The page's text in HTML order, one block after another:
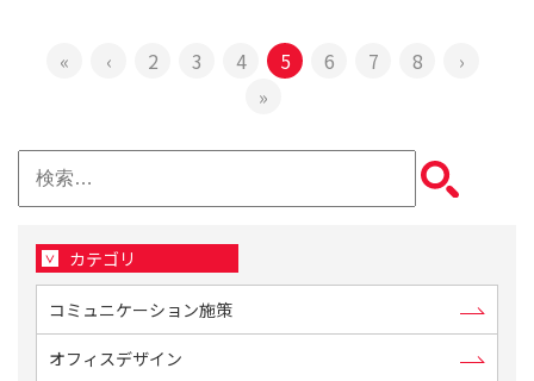
« ‹ 2 3 4 5 6 7 8
›
»
索:
カテゴリ
コミュニケーション施策
オフィスデザイン